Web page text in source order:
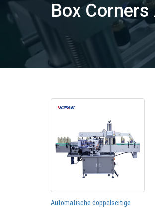
Box
Automatische doppelseitige